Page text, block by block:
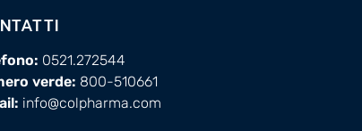
0521.272544
verde: 800-510661
info@colpharma.com